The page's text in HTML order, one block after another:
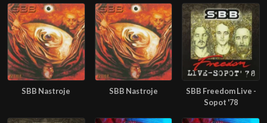
SBB Nastroje SBB Nastroje
SBB Freedom Live -
Sopot '78